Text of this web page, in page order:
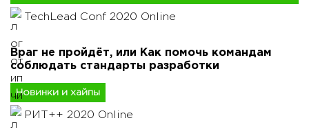
TechLead Conf 2020 Online
Враг не пройдёт, или Как помочь командам
соблюдать стандарты разработки
Новинки и хайпы
РИТ++ 2020 Online